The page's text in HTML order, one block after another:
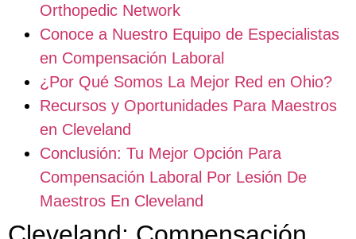
Orthopedic Network
Conoce a Nuestro Equipo de Especialistas
en Compensación Laboral
¿Por Qué Somos La Mejor Red en Ohio?
Recursos y Oportunidades Para Maestros
en Cleveland
Conclusión: Tu Mejor Opción Para
Compensación Laboral Por Lesión De
Maestros En Cleveland